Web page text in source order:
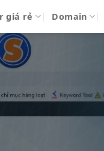
giá rẻ Domain